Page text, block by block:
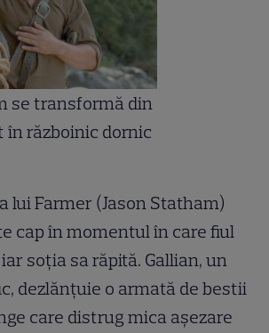
se transformă din
războinic dornic
lui Farmer (Jason Statham)
cap în momentul în care fiul
soţia sa răpită. Gallian, un
dezlănţuie o armată de bestii
care distrug mica aşezare